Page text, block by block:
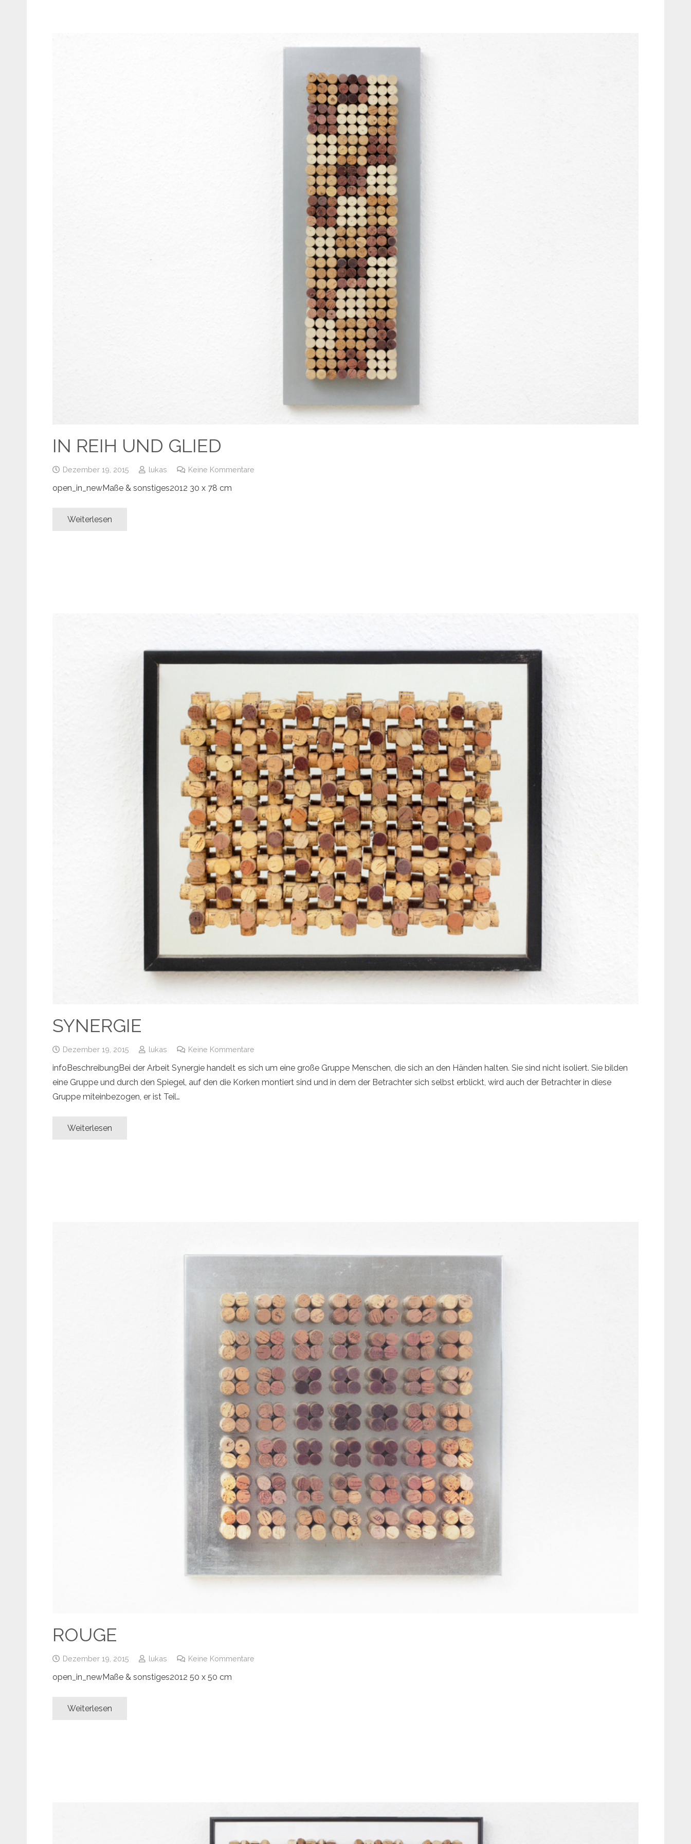
IN REIH UND GLIED
Dezember 19, 2015 lukas Keine Kommentare
open_in_newMaße & sonstiges2012 30 x 78 cm
Weiterlesen
SYNERGIE
Dezember 19, 2015 lukas Keine Kommentare
infoBeschreibungBei der Arbeit Synergie handelt es sich um eine große Gruppe Menschen, die sich an den Händen halten. Sie sind nicht isoliert. Sie bilden
eine Gruppe und durch den Spiegel, auf den die Korken montiert sind und in dem der Betrachter sich selbst erblickt, wird auch der Betrachter in diese
Gruppe miteinbezogen, er ist Teil…
Weiterlesen
ROUGE
Dezember 19, 2015 lukas Keine Kommentare
open_in_newMaße & sonstiges2012 50 x 50 cm
Weiterlesen